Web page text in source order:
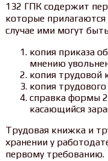
132 ГПК содержит
которые
случае ими могут
копия приказа
мнению
копия трудовой
копия
справка формы
касающийся
Трудовая книжка и
хранении у
первому требованию.